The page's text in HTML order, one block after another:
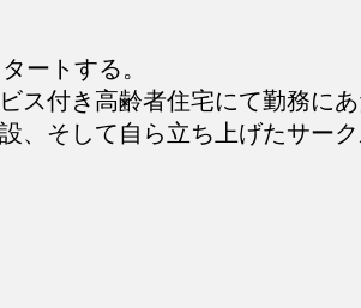
ートする。
ス付き高齢者住宅にて勤務に
、そして自ら立ち上げたサー